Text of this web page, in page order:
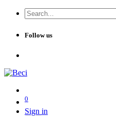
Follow us
0
Sign in